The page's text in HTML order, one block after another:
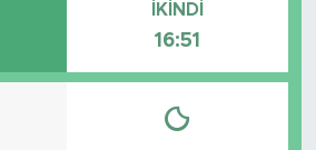
İKINDI
16:51